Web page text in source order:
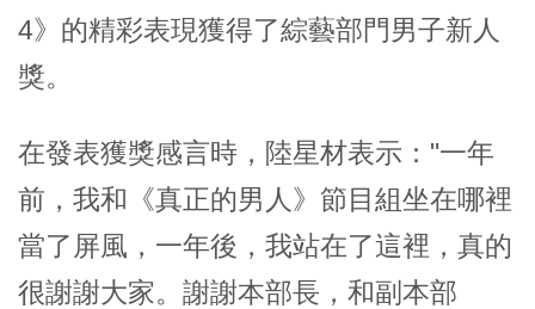
4》的精彩表現獲得了綜藝部門男子新人
獎。
在發表獲獎感言時，陸星材表示："一年
前，我和《真正的男人》節目組坐在哪裡
當了屏風，一年後，我站在了這裡，真的
很謝謝大家。謝謝本部長，和副本部